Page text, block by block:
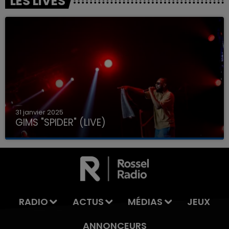
31 janvier 2025
GIMS "SPIDER" (LIVE)
RADIO ACTUS MÉDIAS
JEUX
ANNONCEURS